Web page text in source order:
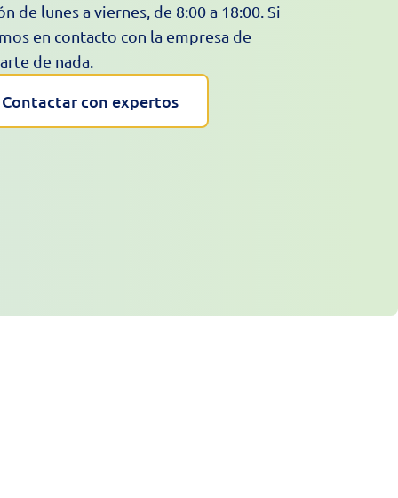
de lunes a viernes, de 8:00 a 18:00. Si
en contacto con la empresa de
de nada.
Contactar con expertos